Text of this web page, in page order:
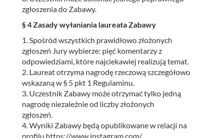
zgłoszenia do Zabawy.
§ 4 Zasady wyłaniania laureata Zabawy
1. Spośród wszystkich prawidłowo złożonych
zgłoszeń Jury wybierze: pięć komentarzy z
odpowiedziami, które najciekawiej realizują temat.
2. Laureat otrzyma nagrodę rzeczową szczegółowo
wskazaną w § 5 pkt 1 Regulaminu.
3. Uczestnik Zabawy może otrzymać tylko jedną
nagrodę niezależnie od liczby złożonych
zgłoszeń.
4. Wyniki Zabawy będą opublikowane w relacji na
profilu https://www.instagram.com/